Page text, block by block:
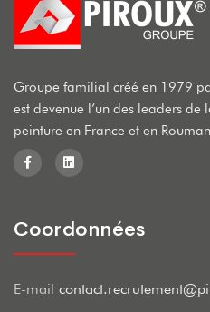
Groupe familial créé en 1979
est devenue l’un des leaders
peinture en France et en
Coordonnées
E-mail